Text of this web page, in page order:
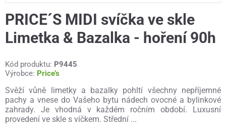
PRICE´S MIDI svíčka ve skle
Limetka & Bazalka - hoření 90h
Kód produktu: P9445
Výrobce: Price’s
Svěží vůně limetky a bazalky pohltí všechny nepříjemné
pachy a vnese do Vašeho bytu nádech ovocné a bylinkové
zahrady. Je vhodná v každém ročním období. Luxusní
provedení ve skle s víčkem. Střední ...